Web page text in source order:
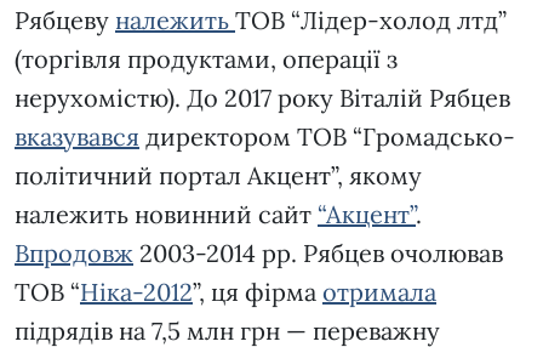
Рябцеву належить ТОВ “Лідер-холод лтд”
(торгівля продуктами, операції з
нерухомістю). До 2017 року Віталій Рябцев
вказувався директором ТОВ “Громадсько-
політичний портал Акцент”, якому
належить новинний сайт “Акцент”.
Впродовж 2003-2014 рр. Рябцев очолював
ТОВ “Ніка-2012”, ця фірма отримала
підрядів на 7,5 млн грн — переважну